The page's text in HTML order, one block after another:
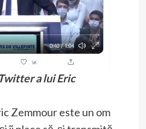
a lui Eric
Zemmour este un om